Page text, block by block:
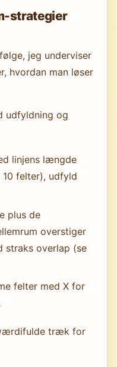
strategier
jeg underviser
hvordan man løser
udfyldning og
linjens længde
felter), udfyld
plus de
overstiger
straks overlap (se
felter med X for
træk for